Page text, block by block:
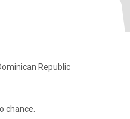
Republic
chance.